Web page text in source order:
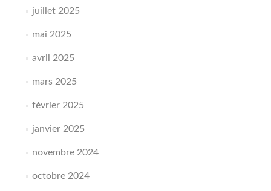
juillet 2025
mai 2025
avril 2025
mars 2025
février 2025
janvier 2025
novembre 2024
octobre 2024